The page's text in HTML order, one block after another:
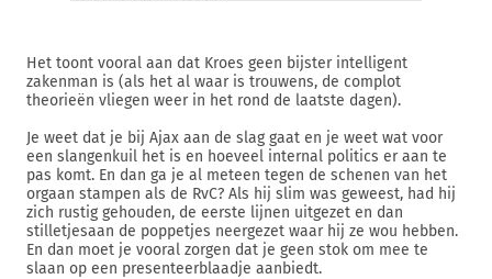
Het toont vooral aan dat Kroes geen bijster intelligent
zakenman is (als het al waar is trouwens, de complot
theorieën vliegen weer in het rond de laatste dagen).
Je weet dat je bij Ajax aan de slag gaat en je weet wat voor
een slangenkuil het is en hoeveel internal politics er aan te
pas komt. En dan ga je al meteen tegen de schenen van het
orgaan stampen als de RvC? Als hij slim was geweest, had hij
zich rustig gehouden, de eerste lijnen uitgezet en dan
stilletjesaan de poppetjes neergezet waar hij ze wou hebben.
En dan moet je vooral zorgen dat je geen stok om mee te
slaan op een presenteerblaadje aanbiedt.